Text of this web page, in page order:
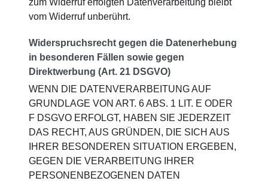
zum Widerruf erfolgten Datenverarbeitung bleibt
vom Widerruf unberührt.
Widerspruchsrecht gegen die Datenerhebung
in besonderen Fällen sowie gegen
Direktwerbung (Art. 21 DSGVO)
WENN DIE DATENVERARBEITUNG AUF
GRUNDLAGE VON ART. 6 ABS. 1 LIT. E ODER
F DSGVO ERFOLGT, HABEN SIE JEDERZEIT
DAS RECHT, AUS GRÜNDEN, DIE SICH AUS
IHRER BESONDEREN SITUATION ERGEBEN,
GEGEN DIE VERARBEITUNG IHRER
PERSONENBEZOGENEN DATEN